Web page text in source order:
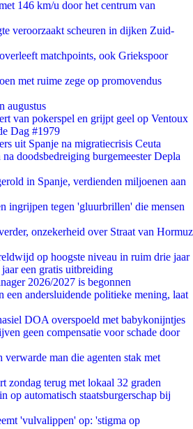
146 km/u door het centrum van
veroorzaakt scheuren in dijken Zuid-
matchpoints, ook Griekspoor
met ruime zege op promovendus
augustus
van pokerspel en grijpt geel op Ventoux
Dag #1979
uit Spanje na migratiecrisis Ceuta
doodsbedreiging burgemeester Depla
in Spanje, verdienden miljoenen aan
ingrijpen tegen 'gluurbrillen' die mensen
onzekerheid over Straat van Hormuz
op hoogste niveau in ruim drie jaar
een gratis uitbreiding
2026/2027 is begonnen
een andersluidende politieke mening, laat
DOA overspoeld met babykonijntjes
geen compensatie voor schade door
man die agenten stak met
zondag terug met lokaal 32 graden
op automatisch staatsburgerschap bij
'vulvalippen' op: 'stigma op